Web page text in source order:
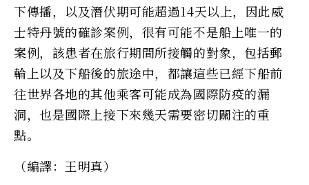
下傳播，以及潛伏期可能超過14天以上，因此威
士特丹號的確診案例，很有可能不是船上唯一的
案例，該患者在旅行期間所接觸的對象，包括郵
輪上以及下船後的旅途中，都讓這些已經下船前
往世界各地的其他乘客可能成為國際防疫的漏
洞，也是國際上接下來幾天需要密切關注的重
點。
（編譯：王明真）